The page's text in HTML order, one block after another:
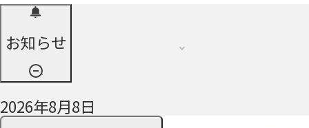
お知らせ
2026年8月8日